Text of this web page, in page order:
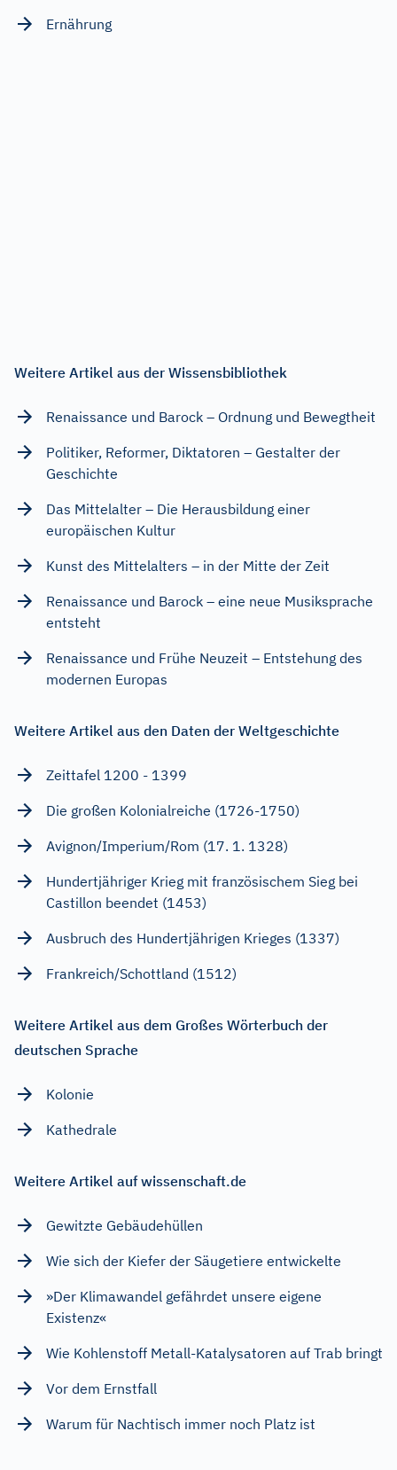
Ernährung
Weitere Artikel aus der Wissensbibliothek
Renaissance und Barock – Ordnung und Bewegtheit
Politiker, Reformer, Diktatoren – Gestalter der
Geschichte
Das Mittelalter – Die Herausbildung einer
europäischen Kultur
Kunst des Mittelalters – in der Mitte der Zeit
Renaissance und Barock – eine neue Musiksprache
entsteht
Renaissance und Frühe Neuzeit – Entstehung des
modernen Europas
Weitere Artikel aus den Daten der Weltgeschichte
Zeittafel 1200 - 1399
Die großen Kolonialreiche (1726-1750)
Avignon/Imperium/Rom (17. 1. 1328)
Hundertjähriger Krieg mit französischem Sieg bei
Castillon beendet (1453)
Ausbruch des Hundertjährigen Krieges (1337)
Frankreich/Schottland (1512)
Weitere Artikel aus dem Großes Wörterbuch der
deutschen Sprache
Kolonie
Kathedrale
Weitere Artikel auf wissenschaft.de
Gewitzte Gebäudehüllen
Wie sich der Kiefer der Säugetiere entwickelte
»Der Klimawandel gefährdet unsere eigene
Existenz«
Wie Kohlenstoff Metall-Katalysatoren auf Trab bringt
Vor dem Ernstfall
Warum für Nachtisch immer noch Platz ist